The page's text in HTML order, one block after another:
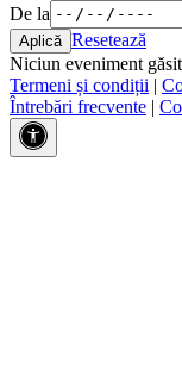
De la
Resetează
Niciun eveniment
Termeni și condiții |
Întrebări frecvente |